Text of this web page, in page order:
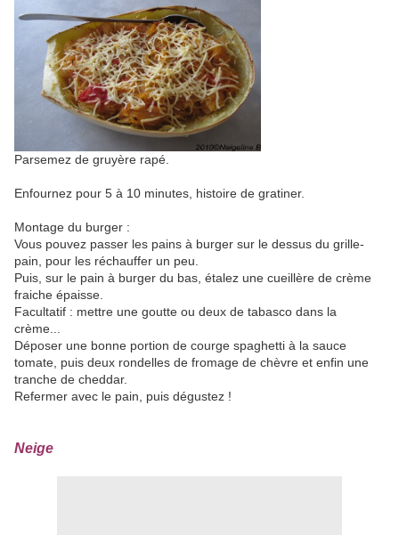
Parsemez de gruyère rapé.
Enfournez pour 5 à 10 minutes, histoire de gratiner.
Montage du burger :
Vous pouvez passer les pains à burger sur le dessus du grille-
pain, pour les réchauffer un peu.
Puis, sur le pain à burger du bas, étalez une cueillère de crème
fraiche épaisse.
Facultatif : mettre une goutte ou deux de tabasco dans la
crème...
Déposer une bonne portion de courge spaghetti à la sauce
tomate, puis deux rondelles de fromage de chèvre et enfin une
tranche de cheddar.
Refermer avec le pain, puis dégustez !
Neige